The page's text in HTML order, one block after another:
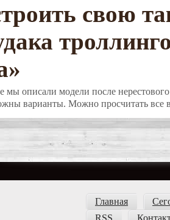
свою
мы описали модели после
варианты. Можно просчитать все
Главная
RSS